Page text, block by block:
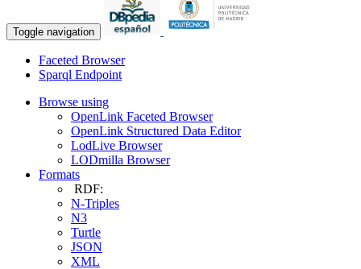
Toggle navigation
Faceted Browser
Sparql Endpoint
Browse using
OpenLink Faceted Browser
OpenLink Structured Data Editor
LodLive Browser
LODmilla Browser
Formats
RDF:
N-Triples
N3
Turtle
JSON
XML